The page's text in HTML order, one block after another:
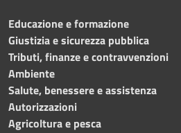
Educazione e formazione
Giustizia e sicurezza pubblica
Tributi, finanze e contravvenzioni
Ambiente
Salute, benessere e assistenza
Autorizzazioni
Agricoltura e pesca